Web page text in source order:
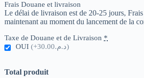
Frais Douane et livraison
Le délai de livraison est de 20-25 jours,
maintenant au moment du lancement de la
Taxe de Douane et de Livraison *
OUI
(+د.م.30.00)
Total produit